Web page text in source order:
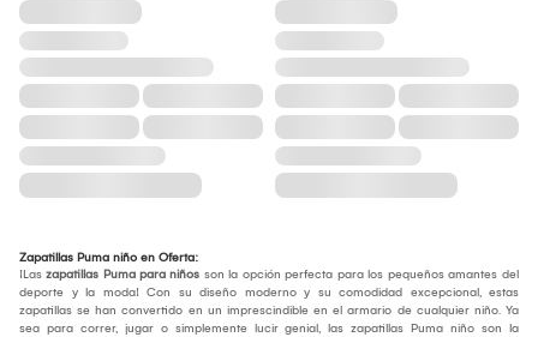
Zapatillas Puma niño en Oferta:
¡Las zapatillas Puma para niños son la opción perfecta para los pequeños amantes del
deporte y la moda! Con su diseño moderno y su comodidad excepcional, estas
zapatillas se han convertido en un imprescindible en el armario de cualquier niño. Ya
sea para correr, jugar o simplemente lucir genial, las zapatillas Puma niño son la